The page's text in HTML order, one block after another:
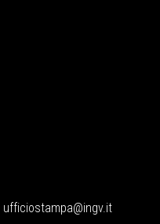
ufficiostampa@ingv.it